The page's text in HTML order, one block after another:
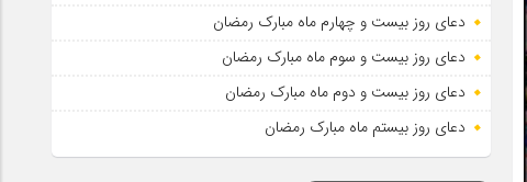
دعای روز بیست و چهارم ماه مبارک رمضان
دعای روز بیست و سوم ماه مبارک رمضان
دعای روز بیست و دوم ماه مبارک رمضان
دعای روز بیستم ماه مبارک رمضان